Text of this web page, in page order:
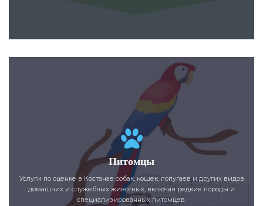
Питомцы
Услуги по оценке в Костанае собак, кошек, попугаев и других видов
домашних и служебных животных, включая редкие породы и
специализированных питомцев.